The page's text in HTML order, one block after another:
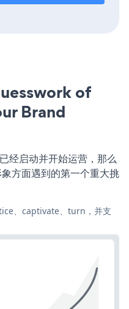
of
Brand
启动并开始运营，那么
方面遇到的第一个重大挑
、captivate、turn，并支